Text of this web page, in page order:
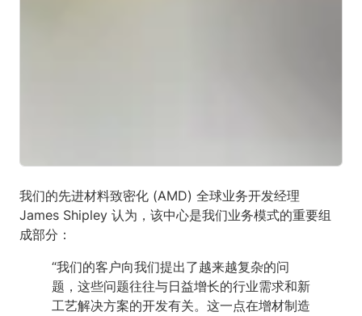
我们的先进材料致密化 (AMD) 全球业务开发经理
James Shipley 认为，该中心是我们业务模式的重要组
成部分：
“我们的客户向我们提出了越来越复杂的问
题，这些问题往往与日益增长的行业需求和新
工艺解决方案的开发有关。这一点在增材制造